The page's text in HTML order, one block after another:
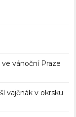
vánoční Praze
vajčnák v okrsku